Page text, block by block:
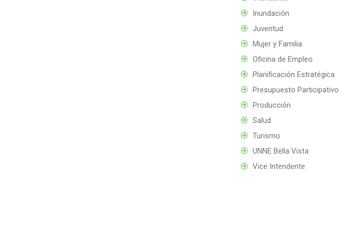
Inundación
Juventud
Mujer y Familia
Oficina de Empleo
Planificación Estratégica
Presupuesto Participativo
Producción
Salud
Turismo
UNNE Bella Vista
Vice Intendente